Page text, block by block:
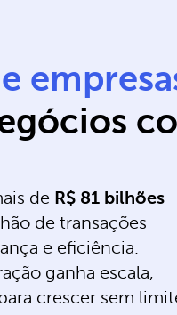
de R$ 81 bilhões
de transações
e eficiência.
ganha escala,
crescer sem